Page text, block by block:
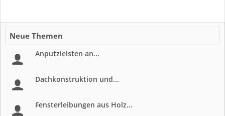
Neue Themen
Anputzleisten an...
Dachkonstruktion und...
Fensterleibungen aus Holz...